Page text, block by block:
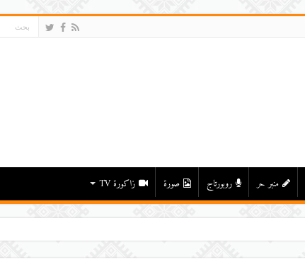
منبر حر روبورتاج صورة زاكورة TV